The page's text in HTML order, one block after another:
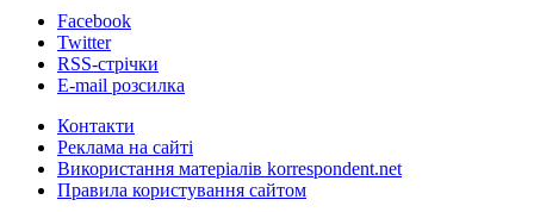
Facebook
Twitter
RSS-стрічки
E-mail розсилка
Контакти
Реклама на сайті
Використання матеріалів korrespondent.net
Правила користування сайтом